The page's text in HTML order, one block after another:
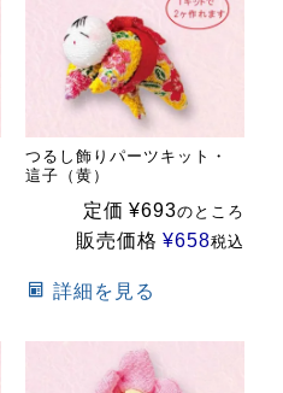
つるし飾りパーツキット・
這子（黄）
定価 ¥693のところ
販売価格 ¥658税込
詳細を見る